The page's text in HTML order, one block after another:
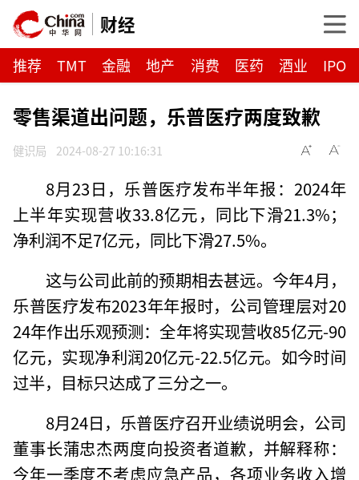
财经
推荐 TMT 金融 地产 消费 医药 酒业 IPO
零售渠道出问题，乐普医疗两度致歉
健识局 2024-08-27 10:16:31
8月23日，乐普医疗发布半年报：2024年
上半年实现营收33.8亿元，同比下滑21.3%；
净利润不足7亿元，同比下滑27.5%。
这与公司此前的预期相去甚远。今年4月，
乐普医疗发布2023年年报时，公司管理层对20
24年作出乐观预测：全年将实现营收85亿元-90
亿元，实现净利润20亿元-22.5亿元。如今时间
过半，目标只达成了三分之一。
8月24日，乐普医疗召开业绩说明会，公司
董事长蒲忠杰两度向投资者道歉，并解释称：
今年一季度不考虑应急产品，各项业务收入增